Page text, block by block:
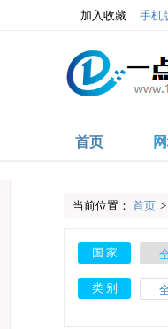
加入收藏 手机
首页
当前位置： 首页 >
国 家
类 别